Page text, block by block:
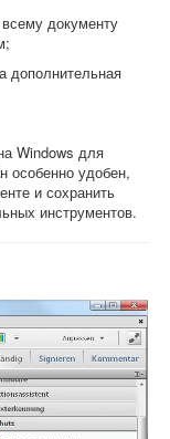
документу
дополнительная
Windows для
особенно удобен,
и сохранить
инструментов.